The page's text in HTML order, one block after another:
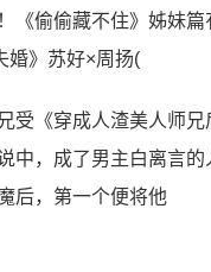
《偷偷藏不住》姊妹
婚》​苏好×周扬(
受《穿成人渣美人师
中，成了男主白离言
后，第一个便将他